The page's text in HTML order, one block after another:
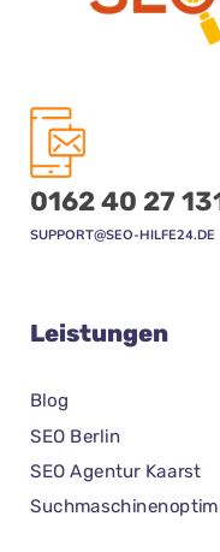
0162 40 27
SUPPORT@SEO-HILFE24.DE
Leistungen
Blog
SEO Berlin
SEO Agentur Kaarst